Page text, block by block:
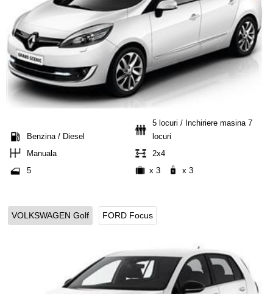
Benzina / Diesel
5 locuri / Inchiriere masina 7
locuri
Manuala
2x4
5
x 3 x 3
VOLKSWAGEN Golf FORD Focus